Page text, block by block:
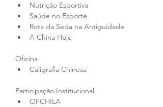
Nutrição Esportiva
Saúde no Esporte
Rota da Seda na Antiguidade
A China Hoje
Oficina
Caligrafia Chinesa
Participação Institucional
OFCHILA